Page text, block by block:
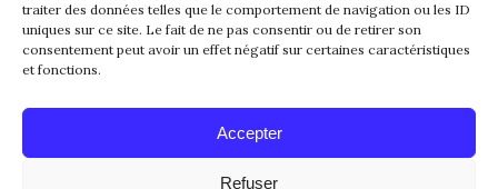
traiter des données telles que le comportement de navigation ou les ID
uniques sur ce site. Le fait de ne pas consentir ou de retirer son
consentement peut avoir un effet négatif sur certaines caractéristiques
et fonctions.
Accepter
Refuser